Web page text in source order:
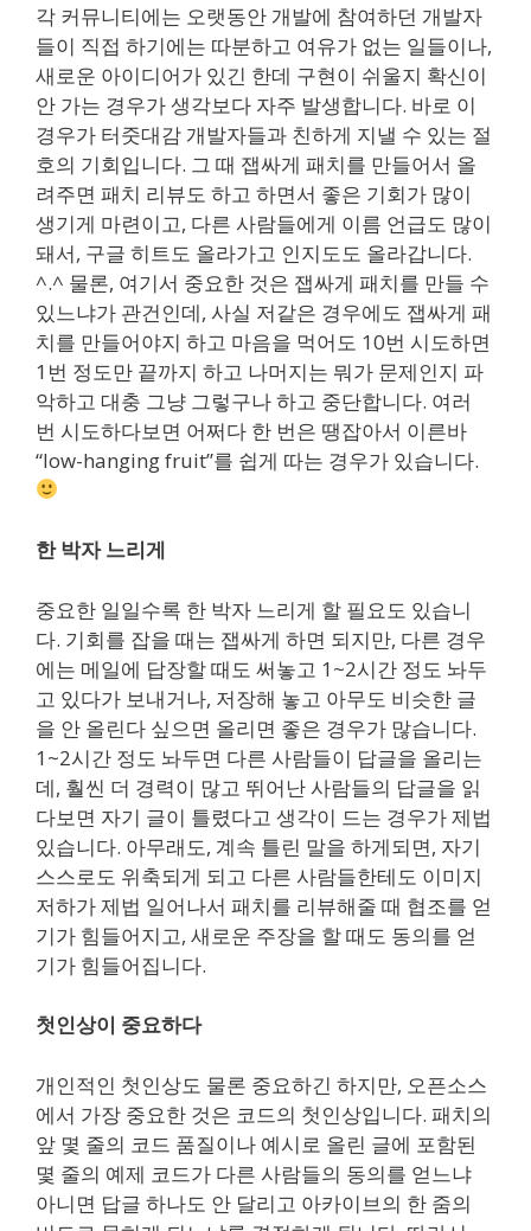
각 커뮤니티에는 오랫동안 개발에 참여하던 개발자
들이 직접 하기에는 따분하고 여유가 없는 일들이나,
새로운 아이디어가 있긴 한데 구현이 쉬울지 확신이
안 가는 경우가 생각보다 자주 발생합니다. 바로 이
경우가 터줏대감 개발자들과 친하게 지낼 수 있는 절
호의 기회입니다. 그 때 잽싸게 패치를 만들어서 올
려주면 패치 리뷰도 하고 하면서 좋은 기회가 많이
생기게 마련이고, 다른 사람들에게 이름 언급도 많이
돼서, 구글 히트도 올라가고 인지도도 올라갑니다.
^.^ 물론, 여기서 중요한 것은 잽싸게 패치를 만들 수
있느냐가 관건인데, 사실 저같은 경우에도 잽싸게 패
치를 만들어야지 하고 마음을 먹어도 10번 시도하면
1번 정도만 끝까지 하고 나머지는 뭐가 문제인지 파
악하고 대충 그냥 그렇구나 하고 중단합니다. 여러
번 시도하다보면 어쩌다 한 번은 땡잡아서 이른바
“low-hanging fruit”를 쉽게 따는 경우가 있습니다.
한 박자 느리게
중요한 일일수록 한 박자 느리게 할 필요도 있습니
다. 기회를 잡을 때는 잽싸게 하면 되지만, 다른 경우
에는 메일에 답장할 때도 써놓고 1~2시간 정도 놔두
고 있다가 보내거나, 저장해 놓고 아무도 비슷한 글
을 안 올린다 싶으면 올리면 좋은 경우가 많습니다.
1~2시간 정도 놔두면 다른 사람들이 답글을 올리는
데, 훨씬 더 경력이 많고 뛰어난 사람들의 답글을 읽
다보면 자기 글이 틀렸다고 생각이 드는 경우가 제법
있습니다. 아무래도, 계속 틀린 말을 하게되면, 자기
스스로도 위축되게 되고 다른 사람들한테도 이미지
저하가 제법 일어나서 패치를 리뷰해줄 때 협조를 얻
기가 힘들어지고, 새로운 주장을 할 때도 동의를 얻
기가 힘들어집니다.
첫인상이 중요하다
개인적인 첫인상도 물론 중요하긴 하지만, 오픈소스
에서 가장 중요한 것은 코드의 첫인상입니다. 패치의
앞 몇 줄의 코드 품질이나 예시로 올린 글에 포함된
몇 줄의 예제 코드가 다른 사람들의 동의를 얻느냐
아니면 답글 하나도 안 달리고 아카이브의 한 줌의